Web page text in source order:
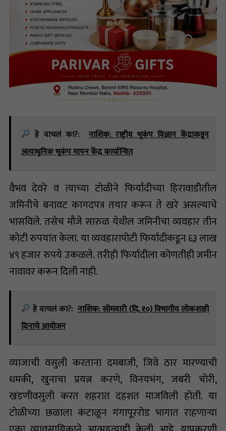
हे वाचलं का?:
नाशिक: राष्ट्रीय भूकंप विज्ञान केंद्राकडून
अत्याधुनिक भूकंप मापन केंद्र कार्यान्वित
वैभव देवरे व त्याच्या टोळीने फिर्यादीच्या हिरावाडीतील
जमिनीचे बनावट कागदपत्र तयार करून ते खरे असल्याचे
भासविले. तसेच मौजे सारुळ येथील जमिनीचा व्यवहार तीन
कोटी रुपयांत केला. या व्यवहारापोटी फिर्यादीकडून ६३ लाख
४९ हजार रुपये उकळले. तरीही फिर्यादीला कोणतीही जमीन
नावावर करून दिली नाही.
हे वाचलं का?: नाशिक: सोमवारी (दि. १०) विभागीय लोकशाही
दिनाचे आयोजन
व्याजाची वसुली करताना दमबाजी, जिवे ठार मारण्याची
धमकी, खुनाचा प्रयत्न करणे, विनयभंग, जबरी चोरी,
खंडणीवसुली करत शहरात दहशत माजविली होती. या
टोळीच्या छळाला कंटाळून गंगापूररोड भागात राहणाऱ्या